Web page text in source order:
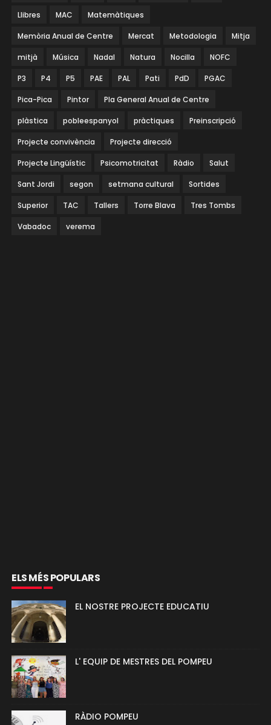
Llibres MAC Matemàtiques
Memòria Anual de Centre Mercat Metodologia Mitja
mitjà Música Nadal Natura Nocilla NOFC
P3 P4 P5 PAE PAL Pati PdD PGAC
Pica-Pica Pintor Pla General Anual de Centre
plàstica pobleespanyol pràctiques Preinscripció
Projecte convivència Projecte direcció
Projecte Lingüístic Psicomotricitat Ràdio Salut
Sant Jordi segon setmana cultural Sortides
Superior TAC Tallers Torre Blava Tres Tombs
Vabadoc verema
ELS MÉS POPULARS
EL NOSTRE PROJECTE EDUCATIU
L' EQUIP DE MESTRES DEL POMPEU
RÀDIO POMPEU